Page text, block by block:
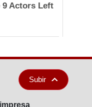
9 Actors Left
Subir